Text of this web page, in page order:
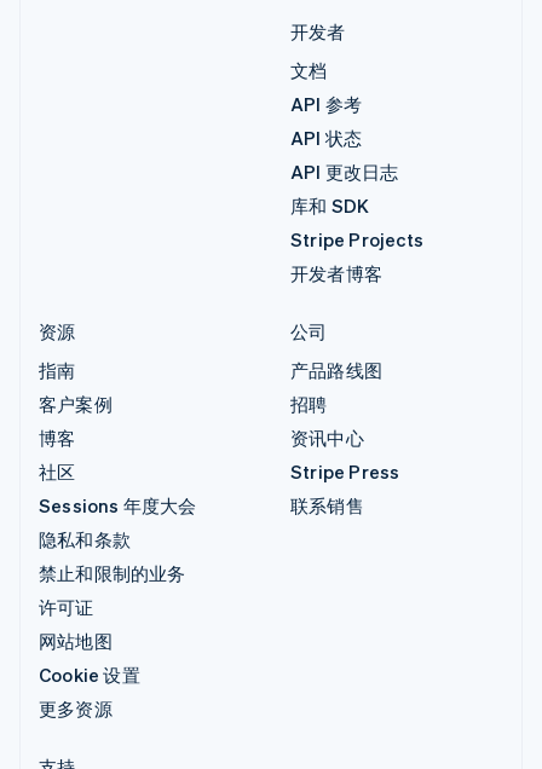
开发者
文档
API 参考
API 状态
API 更改日志
库和 SDK
Stripe Projects
开发者博客
资源
指南
客户案例
博客
社区
Sessions 年度大会
隐私和条款
禁止和限制的业务
许可证
网站地图
Cookie 设置
更多资源
公司
产品路线图
招聘
资讯中心
Stripe Press
联系销售